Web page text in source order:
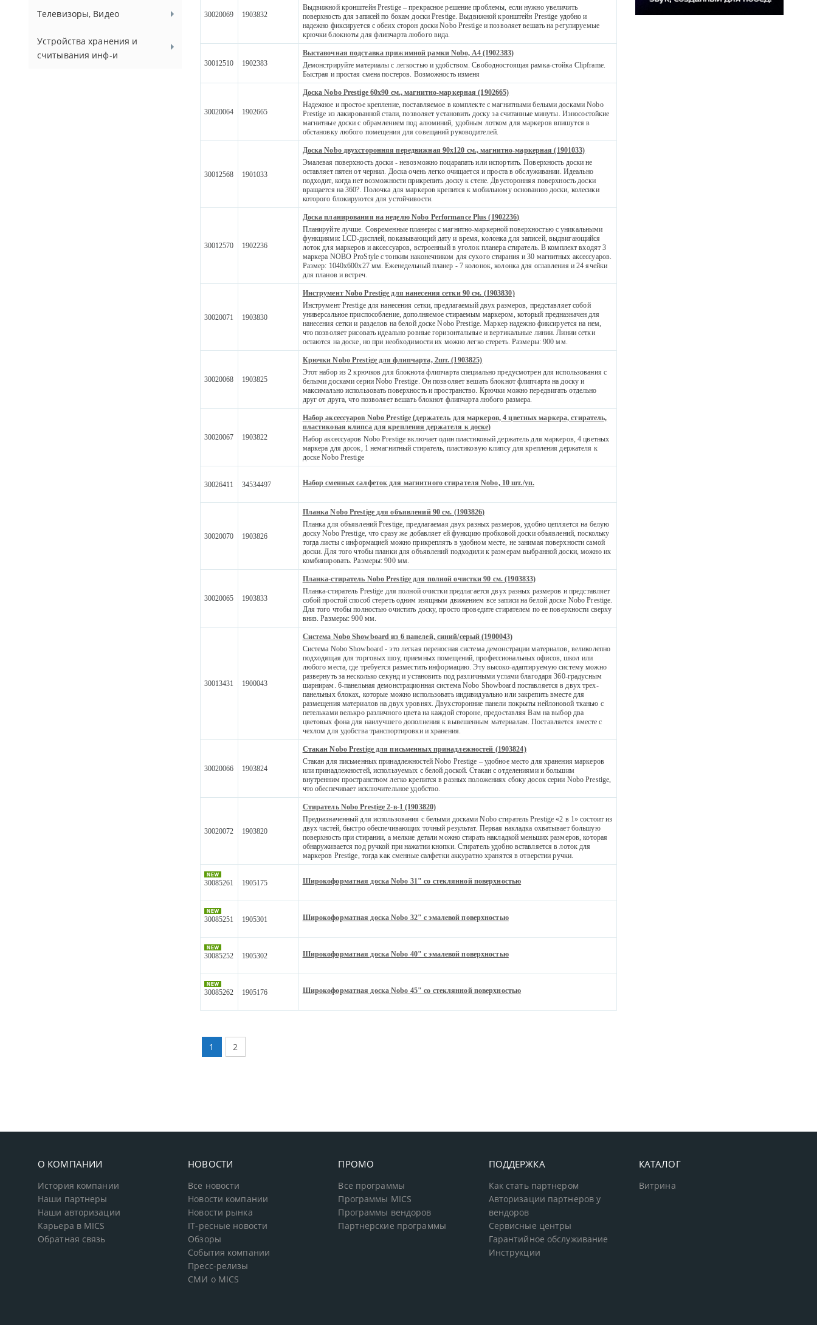
Телевизоры, Видео
Устройства хранения и
считывания инф-и
30020069 1903832
Выдвижной кронштейн Prestige – прекрасное решение проблемы, если нужно увеличить
поверхность для записей по бокам доски Prestige. Выдвижной кронштейн Prestige удобно и
надежно фиксируется с обеих сторон доски Nobo Prestige и позволяет вешать на регулируемые
крючки блокноты для флипчарта любого вида.
30012510 1902383
Выставочная подставка прижимной рамки Nobo, A4 (1902383)
Демонстрируйте материалы с легкостью и удобством. Свободностоящая рамка-стойка Clipframe.
Быстрая и простая смена постеров. Возможность изменя
30020064 1902665
Доска Nobo Prestige 60x90 см., магнитно-маркерная (1902665)
Надежное и простое крепление, поставляемое в комплекте с магнитными белыми досками Nobo
Prestige из лакированной стали, позволяет установить доску за считанные минуты. Износостойкие
магнитные доски с обрамлением под алюминий, удобным лотком для маркеров впишутся в
обстановку любого помещения для совещаний руководителей.
30012568 1901033
Доска Nobo двухсторонняя передвижная 90x120 см., магнитно-маркерная (1901033)
Эмалевая поверхность доски - невозможно поцарапать или испортить. Поверхность доски не
оставляет пятен от чернил. Доска очень легко очищается и проста в обслуживании. Идеально
подходит, когда нет возможности прикрепить доску к стене. Двусторонняя поверхность доски
вращается на 360?. Полочка для маркеров крепится к мобильному основанию доски, колесики
которого блокируются для устойчивости.
30012570 1902236
Доска планирования на неделю Nobo Performance Plus (1902236)
Планируйте лучше. Современные планеры с магнитно-маркерной поверхностью с уникальными
функциями: LCD-дисплей, показывающий дату и время, колонка для записей, выдвигающийся
лоток для маркеров и аксессуаров, встроенный в уголок планера стиратель. В комплект входят 3
маркера NOBO ProStyle с тонким наконечником для сухого стирания и 30 магнитных аксессуаров.
Размер: 1040х600х27 мм. Еженедельный планер - 7 колонок, колонка для оглавления и 24 ячейки
для планов и встреч.
30020071 1903830
Инструмент Nobo Prestige для нанесения сетки 90 см. (1903830)
Инструмент Prestige для нанесения сетки, предлагаемый двух размеров, представляет собой
универсальное приспособление, дополняемое стираемым маркером, который предназначен для
нанесения сетки и разделов на белой доске Nobo Prestige. Маркер надежно фиксируется на нем,
что позволяет рисовать идеально ровные горизонтальные и вертикальные линии. Линии сетки
остаются на доске, но при необходимости их можно легко стереть. Размеры: 900 мм.
30020068 1903825
Крючки Nobo Prestige для флипчарта, 2шт. (1903825)
Этот набор из 2 крючков для блокнота флипчарта специально предусмотрен для использования с
белыми досками серии Nobo Prestige. Он позволяет вешать блокнот флипчарта на доску и
максимально использовать поверхность и пространство. Крючки можно передвигать отдельно
друг от друга, что позволяет вешать блокнот флипчарта любого размера.
30020067 1903822
Набор аксессуаров Nobo Prestige (держатель для маркеров, 4 цветных маркера, стиратель,
пластиковая клипса для крепления держателя к доске)
Набор аксессуаров Nobo Prestige включает один пластиковый держатель для маркеров, 4 цветных
маркера для досок, 1 немагнитный стиратель, пластиковую клипсу для крепления держателя к
доске Nobo Prestige
30026411 34534497 Набор сменных салфеток для магнитного стирателя Nobo, 10 шт./уп.
30020070 1903826
Планка Nobo Prestige для объявлений 90 см. (1903826)
Планка для объявлений Prestige, предлагаемая двух разных размеров, удобно цепляется на белую
доску Nobo Prestige, что сразу же добавляет ей функцию пробковой доски объявлений, поскольку
тогда листы с информацией можно прикреплять в удобном месте, не занимая поверхности самой
доски. Для того чтобы планки для объявлений подходили к размерам выбранной доски, можно их
комбинировать. Размеры: 900 мм.
30020065 1903833
Планка-стиратель Nobo Prestige для полной очистки 90 см. (1903833)
Планка-стиратель Prestige для полной очистки предлагается двух разных размеров и представляет
собой простой способ стереть одним изящным движением все записи на белой доске Nobo Prestige.
Для того чтобы полностью очистить доску, просто проведите стирателем по ее поверхности сверху
вниз. Размеры: 900 мм.
30013431 1900043
Система Nobo Showboard из 6 панелей, синий/серый (1900043)
Система Nobo Showboard - это легкая переносная система демонстрации материалов, великолепно
подходящая для торговых шоу, приемных помещений, профессиональных офисов, школ или
любого места, где требуется разместить информацию. Эту высоко-адаптируемую систему можно
развернуть за несколько секунд и установить под различными углами благодаря 360-градусным
шарнирам. 6-панельная демонстрационная система Nobo Showboard поставляется в двух трех-
панельных блоках, которые можно использовать индивидуально или закрепить вместе для
размещения материалов на двух уровнях. Двухсторонние панели покрыты нейлоновой тканью с
петельками велькро различного цвета на каждой стороне, предоставляя Вам на выбор два
цветовых фона для наилучшего дополнения к вывешенным материалам. Поставляется вместе с
чехлом для удобства транспортировки и хранения.
30020066 1903824
Стакан Nobo Prestige для письменных принадлежностей (1903824)
Стакан для письменных принадлежностей Nobo Prestige – удобное место для хранения маркеров
или принадлежностей, используемых с белой доской. Стакан с отделениями и большим
внутренним пространством легко крепится в разных положениях сбоку досок серии Nobo Prestige,
что обеспечивает исключительное удобство.
30020072 1903820
Стиратель Nobo Prestige 2-в-1 (1903820)
Предназначенный для использования с белыми досками Nobo стиратель Prestige «2 в 1» состоит из
двух частей, быстро обеспечивающих точный результат. Первая накладка охватывает большую
поверхность при стирании, а мелкие детали можно стирать накладкой меньших размеров, которая
обнаруживается под ручкой при нажатии кнопки. Стиратель удобно вставляется в лоток для
маркеров Prestige, тогда как сменные салфетки аккуратно хранятся в отверстии ручки.
30085261 1905175 Широкоформатная доска Nobo 31" со стеклянной поверхностью
30085251 1905301 Широкоформатная доска Nobo 32" с эмалевой поверхностью
30085252 1905302 Широкоформатная доска Nobo 40" с эмалевой поверхностью
30085262 1905176 Широкоформатная доска Nobo 45" со стеклянной поверхностью
1 2
О КОМПАНИИ
История компании
Наши партнеры
Наши авторизации
Карьера в MICS
Обратная связь
НОВОСТИ
Все новости
Новости компании
Новости рынка
IT-ресные новости
Обзоры
События компании
Пресс-релизы
СМИ о MICS
ПРОМО
Все программы
Программы MICS
Программы вендоров
Партнерские программы
ПОДДЕРЖКА
Как стать партнером
Авторизации партнеров у
вендоров
Сервисные центры
Гарантийное обслуживание
Инструкции
КАТАЛОГ
Витрина